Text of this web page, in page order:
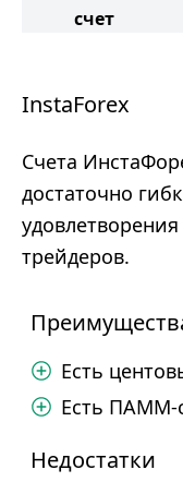
счет
InstaForex
Счета
достаточно
трейдеров.
Есть
Есть ПАММ-
Недостатки